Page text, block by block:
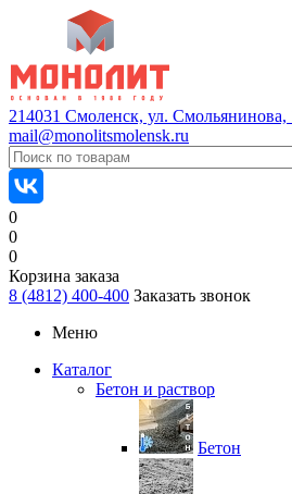
214031 Смоленск, ул. Смольянинова,
mail@monolitsmolensk.ru
0
0
0
Корзина заказа
8 (4812) 400-400 Заказать звонок
Меню
Каталог
Бетон и раствор
Бетон